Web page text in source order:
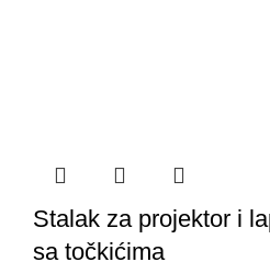
Stalak za projektor i
sa točkićima